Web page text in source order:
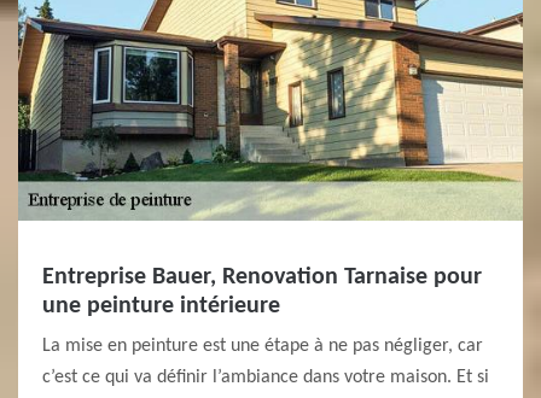
Entreprise Bauer, Renovation Tarnaise pour
une peinture intérieure
La mise en peinture est une étape à ne pas négliger, car
c’est ce qui va définir l’ambiance dans votre maison. Et si